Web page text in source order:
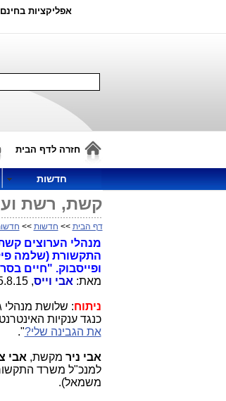
אפליקציות בחינם
חזרה לדף הבית
חדשות
קשת, רשת וערוץ 10 טעו בכתובת
דף הבית >> חדשות >>
התקשורת (שלמה
ופייסבוק. "חיים
מאת: אבי וייס, 5.8.15, 18:30
ניתוח: שלושת מנהלי
כנגד ענקיות
את הגבינה שלי?".
אבי ניר מקשת, אבי
למנכ"ל משרד
משמאל).